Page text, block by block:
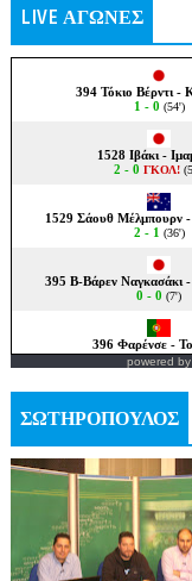
LIVE ΑΓΩΝΕΣ
powered by
ΣΩΤΗΡΟΠΟΥΛΟΣ